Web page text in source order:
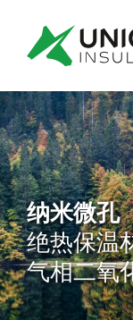
纳米微孔
绝热保温
气相二氧